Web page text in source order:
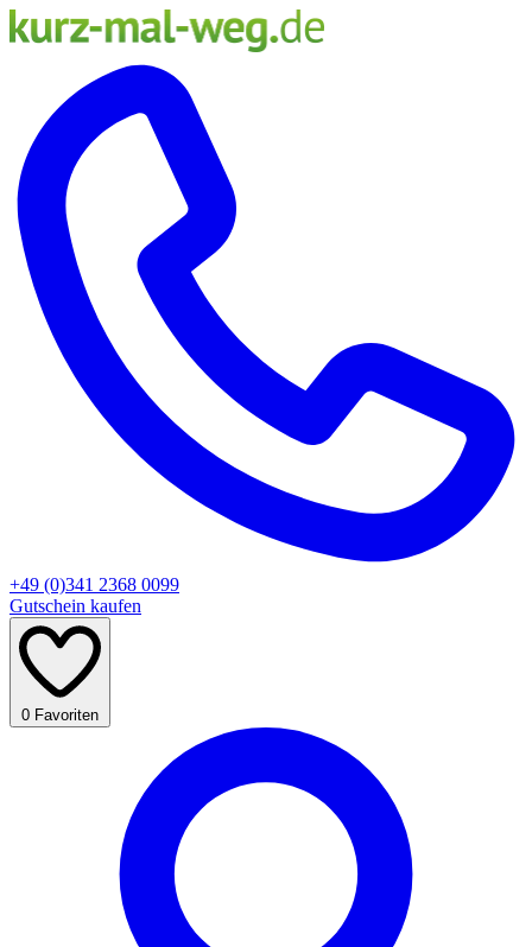
+49 (0)341 2368 0099
Gutschein kaufen
0 Favoriten